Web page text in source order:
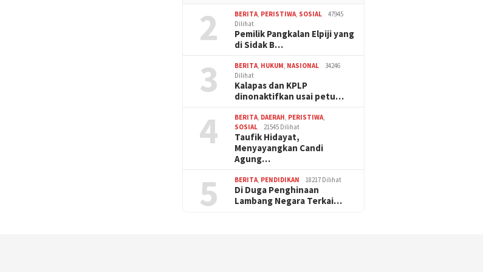
2 BERITA, PERISTIWA, SOSIAL
47945
Dilihat
Pemilik Pangkalan Elpiji yang
di Sidak B…
3 BERITA, HUKUM, NASIONAL
34246
Dilihat
Kalapas dan KPLP
dinonaktifkan usai petu…
4 BERITA, DAERAH, PERISTIWA,
SOSIAL
21545 Dilihat
Taufik Hidayat,
Menyayangkan Candi
Agung…
5 BERITA, PENDIDIKAN 18217 Dilihat
Di Duga Penghinaan
Lambang Negara Terkai…